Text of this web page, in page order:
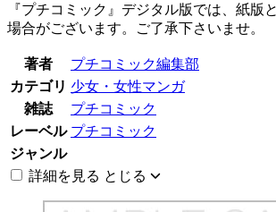
『プチコミック』デジタル版では、紙版
場合がございます。ご了承下さいませ。
著者
プチコミック編集部
カテゴリ 少女・女性マンガ
雑誌
プチコミック
レーベル プチコミック
ジャンル
詳細を見る とじる